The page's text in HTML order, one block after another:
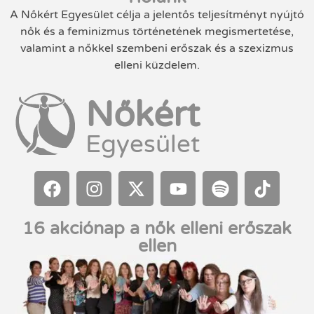
A Nőkért Egyesület célja a jelentős teljesítményt nyújtó
nők és a feminizmus történetének megismertetése,
valamint a nőkkel szembeni erőszak és a szexizmus
elleni küzdelem.
Nőkért
Egyesület
16 akciónap a nők elleni erőszak
ellen